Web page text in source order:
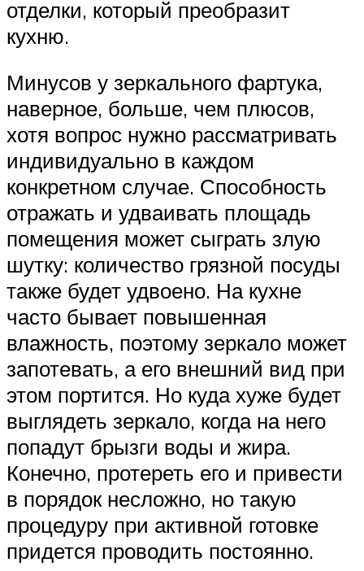
отделки, который преобразит
кухню.
Минусов у зеркального фартука,
наверное, больше, чем плюсов,
хотя вопрос нужно рассматривать
индивидуально в каждом
конкретном случае. Способность
отражать и удваивать площадь
помещения может сыграть злую
шутку: количество грязной посуды
также будет удвоено. На кухне
часто бывает повышенная
влажность, поэтому зеркало может
запотевать, а его внешний вид при
этом портится. Но куда хуже будет
выглядеть зеркало, когда на него
попадут брызги воды и жира.
Конечно, протереть его и привести
в порядок несложно, но такую
процедуру при активной готовке
придется проводить постоянно.